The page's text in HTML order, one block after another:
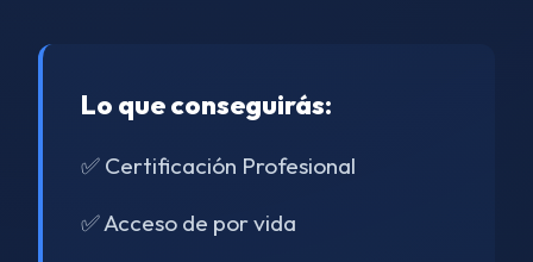
Lo que conseguirás:
✅ Certificación Profesional
✅ Acceso de por vida